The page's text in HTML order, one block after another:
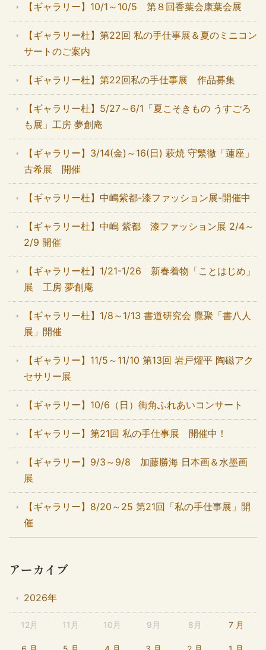
【ギャラリー】10/1～10/5 第８回香葉会康葉会展
【ギャラリー杜】第22回 私の手仕事展＆夏のミニコン
サートのご案内
【ギャラリー杜】第22回私の手仕事展 作品募集
【ギャラリー杜】5/27～6/1「夏こそきもの うすごろ
も展」工房 夢創庵
【ギャラリー】3/14(金)～16(日) 萩焼 守繁徹「蓮座」
古希展 開催
【ギャラリー杜】中嶋紫都-漆ファッション展-開催中
【ギャラリー杜】中嶋 紫都 漆ファッション展 2/4～
2/9 開催
【ギャラリー杜】1/21-1/26 新春着物「ことはじめ」
展 工房 夢創庵
【ギャラリー杜】1/8～1/13 書道研究会 麑聚「書八人
展」開催
【ギャラリー】11/5～11/10 第13回 岩戸燿平 陶磁アク
セサリー展
【ギャラリー】10/6（日）街角ふれあいコンサート
【ギャラリー】第21回 私の手仕事展 開催中！
【ギャラリー】9/3～9/8 加藤勝海 日本画＆水墨画
展
【ギャラリー】8/20～25 第21回「私の手仕事展」開
催
アーカイブ
2026年
12月 11月 10月 9月 8月 7 月